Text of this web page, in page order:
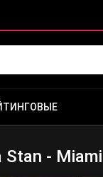
Stan - Miami